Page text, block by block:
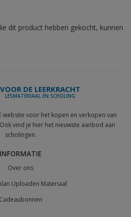
dit product hebben gekocht, kunnen
VOOR DE LEERKRACHT
LESMATERIAAL EN SCHOLING
website voor het kopen en verkopen van
vind je hier het nieuwste aanbod aan
scholingen.
INFORMATIE
Over ons
Uploaden Materiaal
Cadeaubonnen